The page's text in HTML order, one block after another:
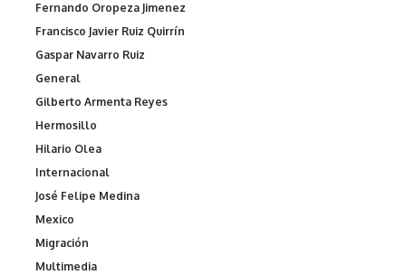
Fernando Oropeza Jimenez
Francisco Javier Ruiz Quirrín
Gaspar Navarro Ruiz
General
Gilberto Armenta Reyes
Hermosillo
Hilario Olea
Internacional
José Felipe Medina
Mexico
Migración
Multimedia